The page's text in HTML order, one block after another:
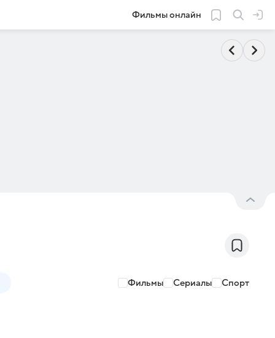
Фильмы онлайн
Фильмы Сериалы Спорт